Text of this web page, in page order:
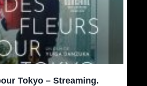
Tokyo – Streaming.